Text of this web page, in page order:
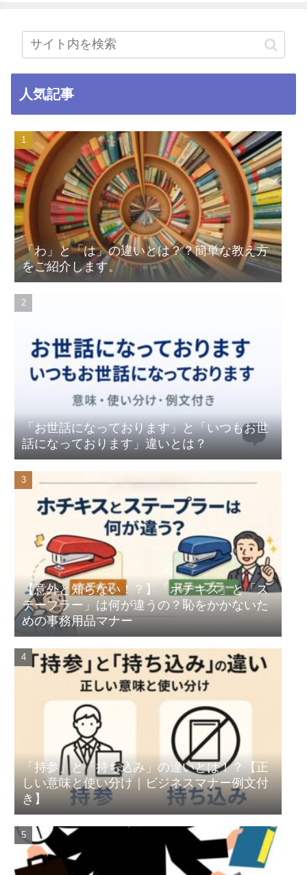
人気記事
「わ」と「は」の違いとは？？簡単な教え方
をご紹介します。
「お世話になっております」と「いつもお世
話になっております」違いとは？
【意外と知らない！？】「ホチキス」と「ス
テープラー」は何が違うの？恥をかかないた
めの事務用品マナー
「持参」と「持ち込み」の違いとは！？【正
しい意味と使い分け｜ビジネスマナー例文付
き】